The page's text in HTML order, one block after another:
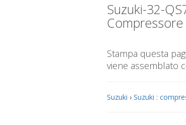
Suzuki-32-
Compressore
Stampa questa
viene assemblato
Suzuki › Suzuki :